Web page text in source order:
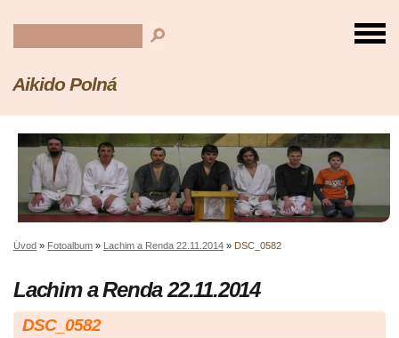
Aikido Polná
Úvod » Fotoalbum » Lachim a Renda 22.11.2014 » DSC_0582
Lachim a Renda 22.11.2014
DSC_0582